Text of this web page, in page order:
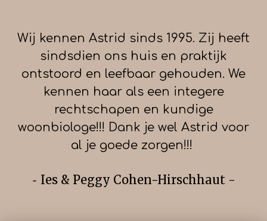
Wij kennen Astrid sinds 1995. Zij heeft
sindsdien ons huis en praktijk
ontstoord en leefbaar gehouden. We
kennen haar als een integere
rechtschapen en kundige
woonbiologe!!! Dank je wel Astrid voor
al je goede zorgen!!!
- Ies & Peggy Cohen-Hirschhaut -